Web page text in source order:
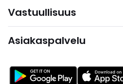
Vastuullisuus
Asiakaspalvelu